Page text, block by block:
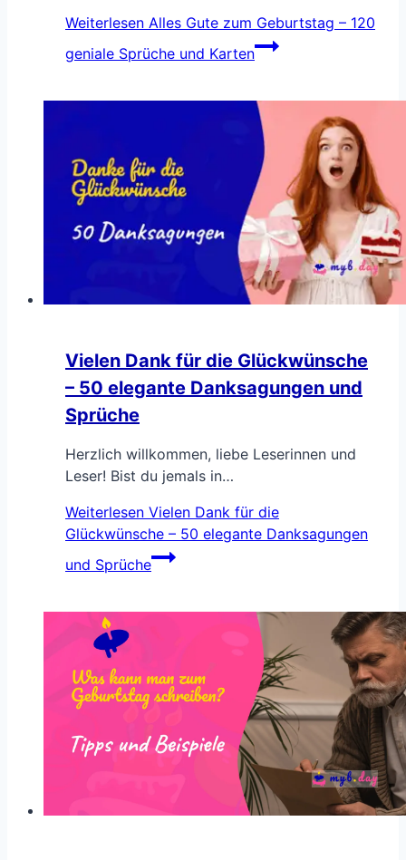
Weiterlesen Alles Gute zum Geburtstag – 120
geniale Sprüche und Karten
Vielen Dank für die Glückwünsche
– 50 elegante Danksagungen und
Sprüche
Herzlich willkommen, liebe Leserinnen und
Leser! Bist du jemals in…
Weiterlesen Vielen Dank für die
Glückwünsche – 50 elegante Danksagungen
und Sprüche